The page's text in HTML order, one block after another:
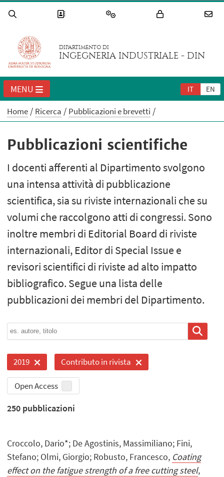
DIPARTIMENTO DI
INGEGNERIA INDUSTRIALE - DIN
IT EN
MENU
Home Ricerca Pubblicazioni e brevetti
Pubblicazioni scientifiche
I docenti afferenti al Dipartimento svolgono
una intensa attività di pubblicazione
scientifica, sia su riviste internazionali che su
volumi che raccolgono atti di congressi. Sono
inoltre membri di Editorial Board di riviste
internazionali, Editor di Special Issue e
revisori scientifici di riviste ad alto impatto
bibliografico. Segue una lista delle
pubblicazioni dei membri del Dipartimento.
2019 Contributo in rivista
Open Access
250 pubblicazioni
Croccolo, Dario*; De Agostinis, Massimiliano; Fini,
Stefano; Olmi, Giorgio; Robusto, Francesco, Coating
effect on the fatigue strength of a free cutting steel,